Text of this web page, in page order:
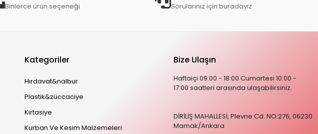
Binlerce ürün seçeneği Sorularınız için buradayız
Kategoriler
Hırdavat&nalbur
Plastik&züccaciye
Kırtasiye
Kurban Ve Kesim Malzemeleri
Bize Ulaşın
Haftaiçi 09:00 - 18:00 Cumartesi 10:00 -
17:00 saatleri arasında ulaşabilirsiniz.
DİRİLİŞ MAHALLESİ, Plevne Cd. NO:276, 06230
Mamak/Ankara